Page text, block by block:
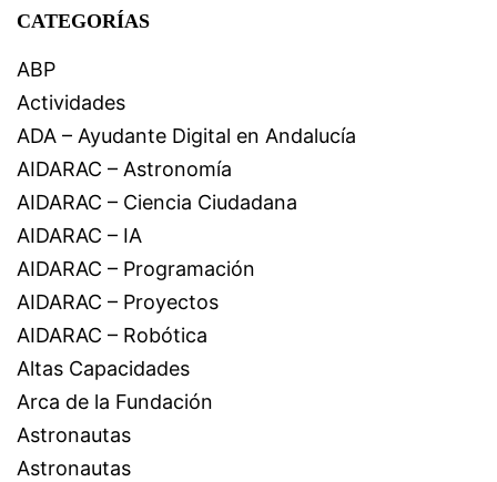
CATEGORÍAS
ABP
Actividades
ADA – Ayudante Digital en Andalucía
AIDARAC – Astronomía
AIDARAC – Ciencia Ciudadana
AIDARAC – IA
AIDARAC – Programación
AIDARAC – Proyectos
AIDARAC – Robótica
Altas Capacidades
Arca de la Fundación
Astronautas
Astronautas